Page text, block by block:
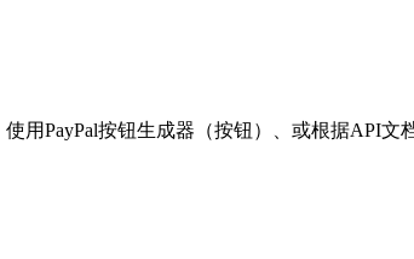
PayPal按钮生成器（按钮）、或根据API文